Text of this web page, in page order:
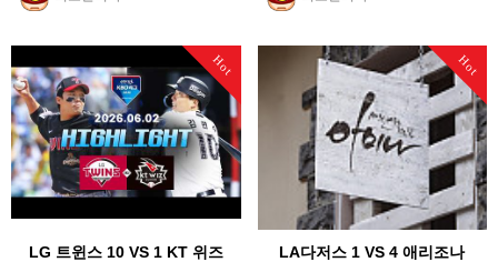
Hot
LG 트윈스 10 VS 1 KT 위즈
Hot
LA다저스 1 VS 4 애리조나